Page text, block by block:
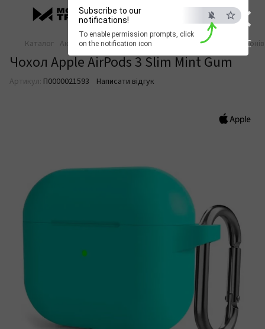
×
ESC
Subscribe to our
notifications!
To enable permission prompts, click
on the notification icon
Каталог Аксесуари для смартфонів Аксесуари для
Чохол Apple AirPods 3 Slim Mint Gum
Артикул: П0000021593 Написати відгук